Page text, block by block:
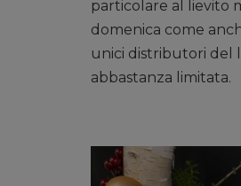
particolare al lievito
domenica come
unici distributori del
abbastanza limitata.